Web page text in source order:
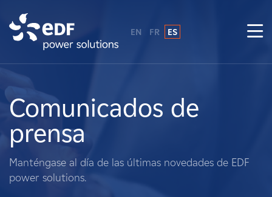
Sobre nosotros
Qué hacemos
Terratenientes
EN FR ES
Comunicados de
prensa
Manténgase al día de las últimas novedades de EDF
power solutions.